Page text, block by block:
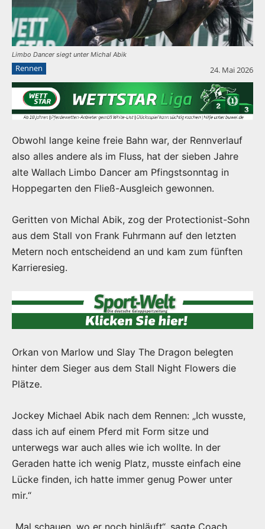
Limbo Dancer siegt unter Michal Abik
Rennen 24. Mai 2026
Obwohl lange keine freie Bahn war, der Rennverlauf
also alles andere als im Fluss, hat der sieben Jahre
alte Wallach Limbo Dancer am Pfingstsonntag in
Hoppegarten den Fließ-Ausgleich gewonnen.
Geritten von Michal Abik, zog der Protectionist-Sohn
aus dem Stall von Frank Fuhrmann auf den letzten
Metern noch entscheidend an und kam zum fünften
Karrieresieg.
Orkan von Marlow und Slay The Dragon belegten
hinter dem Sieger aus dem Stall Night Flowers die
Plätze.
Jockey Michael Abik nach dem Rennen: „Ich wusste,
dass ich auf einem Pferd mit Form sitze und
unterwegs war auch alles wie ich wollte. In der
Geraden hatte ich wenig Platz, musste einfach eine
Lücke finden, ich hatte immer genug Power unter
mir.“
„Mal schauen, wo er noch hinläuft“, sagte Coach